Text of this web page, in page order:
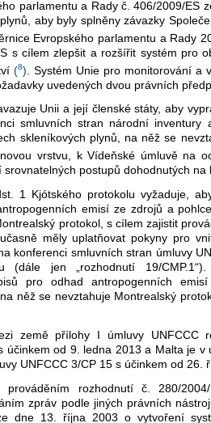
parlamentu a Rady č. 406/2009/ES
aby byly splněny závazky
Evropského parlamentu a Rady
s cílem zlepšit a rozšířit systém pro
(8) . Systém Unie pro monitorování
uvedených dvou právních
Unii a její členské státy, aby
smluvních stran národní
skleníkových plynů, na něž se
vrstvu, k Vídeňské úmluvě na
srovnatelných postupů dohodnutých
1 Kjótského protokolu vyžaduje,
emisí ze zdrojů a
protokol, s cílem zajistit
měly uplatňovat pokyny pro
konferenci smluvních stran úmluvy
(dále jen „rozhodnutí 19/
pro odhad antropogenních
něž se nevztahuje Montrealský
země přílohy I úmluvy UNFCCC
účinkem od 9. ledna 2013 a Malta je
UNFCCC 3/CP 15 s účinkem od 26.
prováděním rozhodnutí č. 280/
zpráv podle jiných právních
dne 13. října 2003 o vytvoření
-
náhrady
"náhradě
škod"